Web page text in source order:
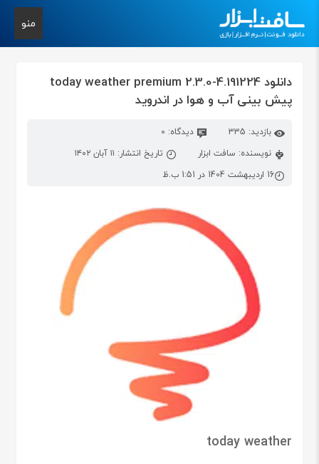
منو
دانلود today weather premium 2.3.0-4.191224
پیش بینی آب و هوا در اندروید
بازدید: 335
دیدگاه: 0
نویسنده: سافت ابزار
تاریخ انتشار: ۱۱ آبان ۱۴۰۲
16 اردیبهشت 1404 در 1:51 ب.ظ
today weather